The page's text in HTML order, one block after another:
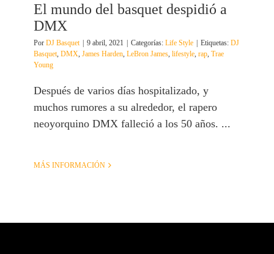
El mundo del basquet despidió a
DMX
Por DJ Basquet | 9 abril, 2021 | Categorías: Life Style | Etiquetas: DJ
Basquet DMX James Harden LeBron James lifestyle rap Trae
Young
Después de varios días hospitalizado, y
muchos rumores a su alrededor, el rapero
neoyorquino DMX falleció a los 50 años. ...
MÁS INFORMACIÓN